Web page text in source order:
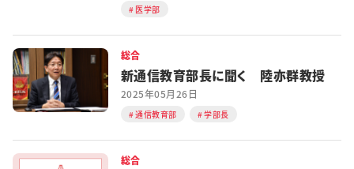
医学部
総合
新通信教育部長に聞く 陸亦群教授
2025年05月26日
通信教育部 学部長
総合